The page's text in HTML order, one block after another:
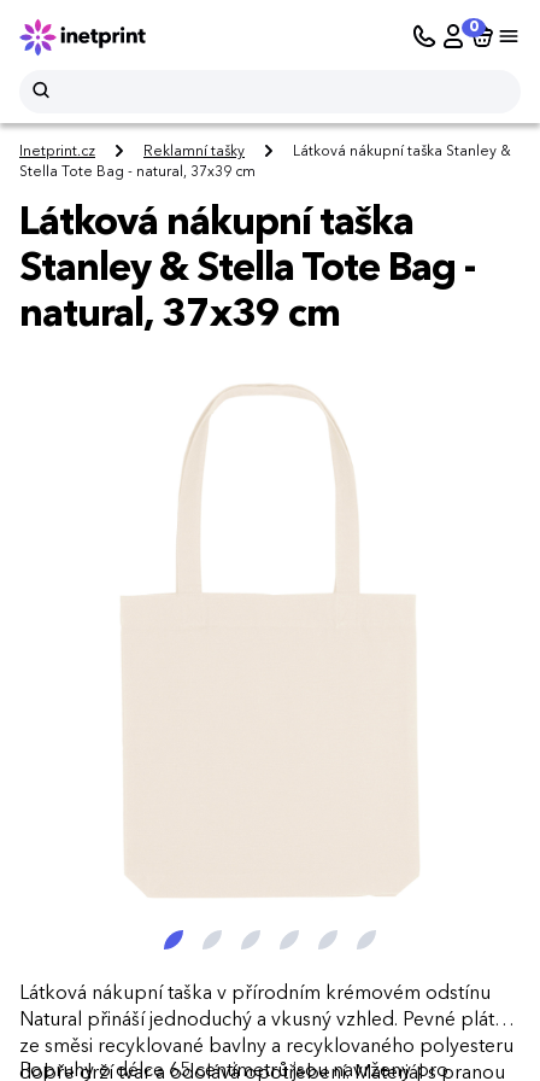
0
Inetprint.cz Reklamní tašky
Látková nákupní taška Stanley &
Stella Tote Bag - natural, 37x39 cm
Látková nákupní taška
Stanley & Stella Tote Bag -
natural, 37x39 cm
Látková nákupní taška v přírodním krémovém odstínu
Natural přináší jednoduchý a vkusný vzhled. Pevné plátno
ze směsi recyklované bavlny a recyklovaného polyesteru
dobře drží tvar a odolává opotřebení. Materiál s pranou
Popruhy o délce 65 centimetrů jsou navrženy pro